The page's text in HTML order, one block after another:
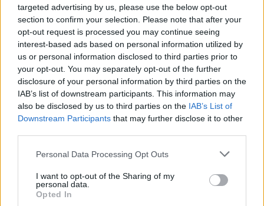
targeted advertising by us, please use the below opt-out
section to confirm your selection. Please note that after your
opt-out request is processed you may continue seeing
interest-based ads based on personal information utilized by
us or personal information disclosed to third parties prior to
your opt-out. You may separately opt-out of the further
disclosure of your personal information by third parties on the
IAB’s list of downstream participants. This information may
also be disclosed by us to third parties on the IAB’s List of
Downstream Participants that may further disclose it to other
Please note that this website/app uses one or more Google
not limited to your visit or usage behaviour. You may click to
grant or deny consent to Google and its third-party tags to
use your data for below specified purposes in below Google
Personal Data Processing Opt Outs
I want to opt-out of the Sharing of my
personal data.
Opted In
HÍRLEVÉL
Név
E-mail cím
szabályzatot!
FELIRATKOZÁS